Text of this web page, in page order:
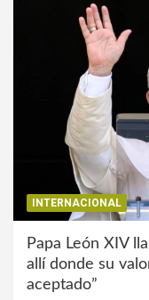
INTERNACIONAL
Papa León XIV
allí donde su
aceptado”